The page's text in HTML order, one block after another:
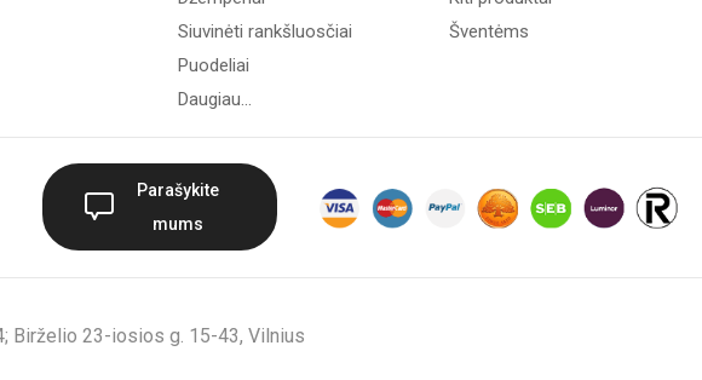
Siuvinėti rankšluosčiai
Puodeliai
Daugiau...
Šventėms
Parašykite
mums
Birželio 23-iosios g. 15-43, Vilnius